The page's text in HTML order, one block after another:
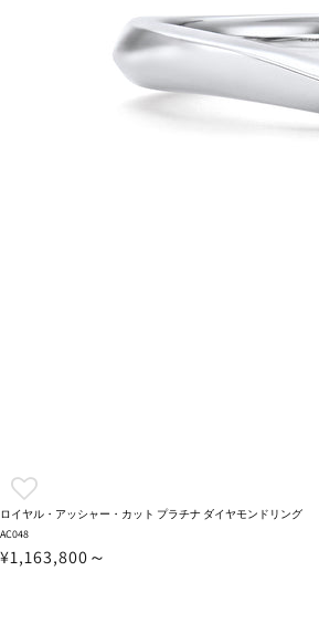
ロイヤル・アッシャー・カット プラチナ ダイヤモンドリング
AC048
¥1,163,800～